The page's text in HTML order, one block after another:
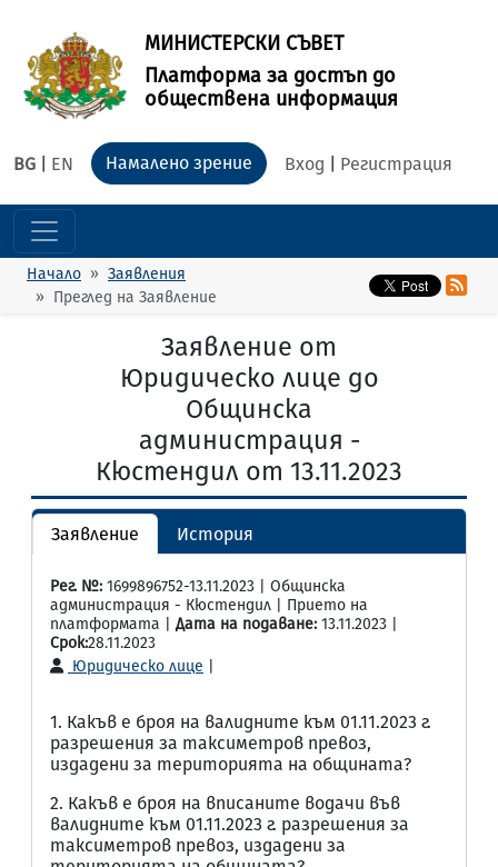
МИНИСТЕРСКИ СЪВЕТ
Платформа за достъп до
обществена информация
BG EN Вход Регистрация
Намалено зрение
Начало
Заявления
Преглед на Заявление
Заявление от
Юридическо лице до
Общинска
администрация -
Кюстендил от 13.11.2023
Заявление История
Рег. №: 1699896752-13.11.2023 | Общинска
администрация - Кюстендил | Прието на
платформата | Дата на подаване: 13.11.2023 |
Срок:28.11.2023
Юридическо лице
1. Какъв е броя на валидните към 01.11.2023 г.
разрешения за таксиметров превоз,
издадени за територията на общината?
2. Какъв е броя на вписаните водачи във
валидните към 01.11.2023 г. разрешения за
таксиметров превоз, издадени за